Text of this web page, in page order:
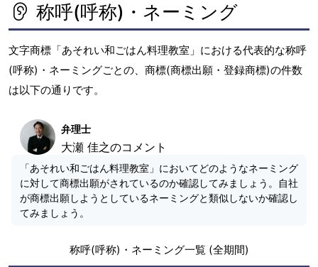
称呼(呼称)・ネーミング
文字商標「あそれい和ごはん料理教室」における代表的な称呼
(呼称)・ネーミングごとの、商標(商標出願・登録商標)の件数
は以下の通りです。
弁理士
大瀬 佳之のコメント
「あそれい和ごはん料理教室」においてどのようなネーミング
に対して商標出願がされているのか確認してみましょう。自社
が商標出願しようとしているネーミングと類似しないか確認し
てみましょう。
称呼(呼称)・ネーミング一覧 (全期間)